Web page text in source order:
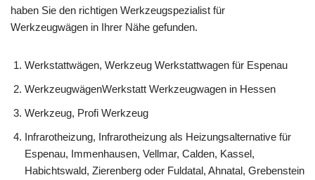
haben Sie den richtigen Werkzeugspezialist für
Werkzeugwägen in Ihrer Nähe gefunden.
Werkstattwägen, Werkzeug Werkstattwagen für Espenau
WerkzeugwägenWerkstatt Werkzeugwagen in Hessen
Werkzeug, Profi Werkzeug
Infrarotheizung, Infrarotheizung als Heizungsalternative für
Espenau, Immenhausen, Vellmar, Calden, Kassel,
Habichtswald, Zierenberg oder Fuldatal, Ahnatal, Grebenstein